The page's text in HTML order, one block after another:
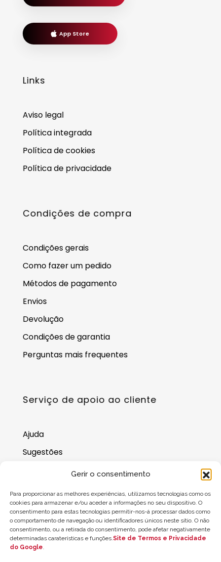
Gerir o consentimento
Para proporcionar as melhores experiências, utilizamos tecnologias como os
cookies para armazenar e/ou aceder a informações no seu dispositivo. O
consentimento para estas tecnologias permitir-nos-á processar dados como
o comportamento de navegação ou identificadores únicos neste sítio. O não
consentimento, ou a retirada do consentimento, pode afetar negativamente
determinadas caraterísticas e funções.Site de Termos e Privacidade
do Google.
App Store
Links
Aviso legal
Política integrada
Política de cookies
Política de privacidade
Condições de compra
Condições gerais
Como fazer um pedido
Métodos de pagamento
Envios
Devolução
Condições de garantia
Perguntas mais frequentes
Serviço de apoio ao cliente
Ajuda
Sugestões
Onde nos encontrar